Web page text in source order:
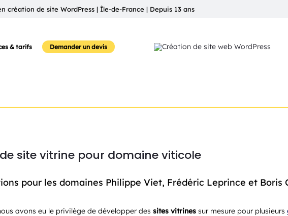
création de site WordPress | Île-de-France | Depuis 13 ans
& tarifs Demander un devis
site vitrine pour domaine viticole
pour les domaines Philippe Viet, Frédéric Leprince et Boris
avons eu le privilège de développer des sites vitrines sur mesure pour plusieurs